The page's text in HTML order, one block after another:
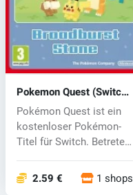
Pokemon Quest (Switch)
key
Pokémon Quest ist ein
kostenloser Pokémon-
Titel für Switch. Betreten
2.59 € 1 shops